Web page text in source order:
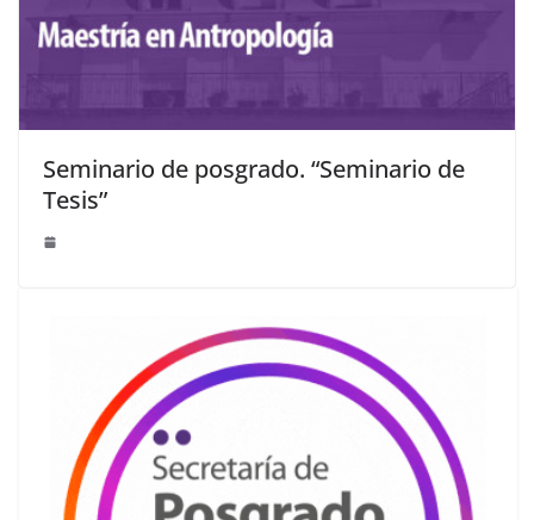
Seminario de posgrado. “Seminario de
Tesis”